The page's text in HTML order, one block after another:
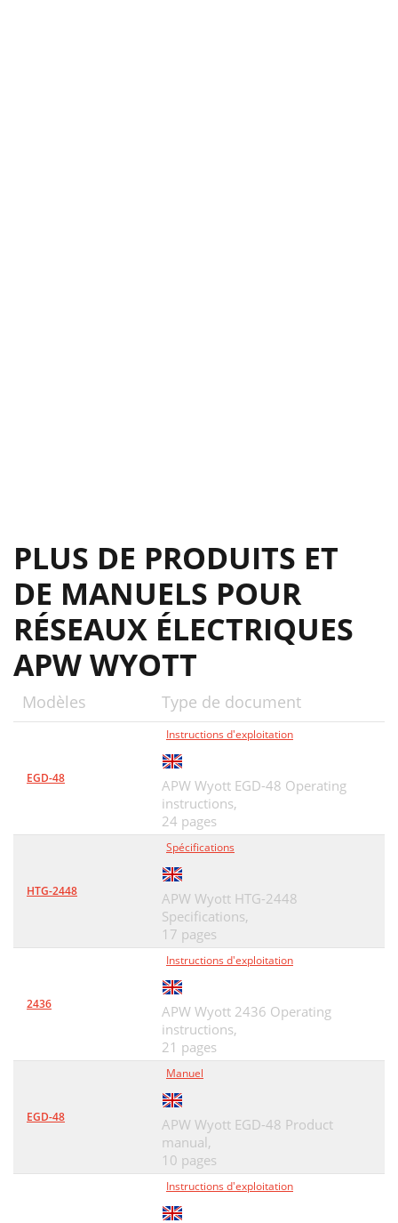
PLUS DE PRODUITS ET
DE MANUELS POUR
RÉSEAUX ÉLECTRIQUES
APW WYOTT
Modèles Type de document
EGD-48
Instructions d'exploitation
APW Wyott EGD-48 Operating
instructions,
24 pages
HTG-2448
Spécifications
APW Wyott HTG-2448
Specifications,
17 pages
2436
Instructions d'exploitation
APW Wyott 2436 Operating
instructions,
21 pages
EGD-48
Manuel
APW Wyott EGD-48 Product
manual,
10 pages
Instructions d'exploitation